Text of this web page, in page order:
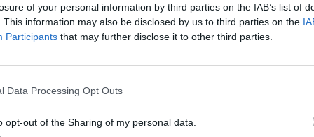
of your personal information by third parties on the IAB’s list of
This information may also be disclosed by us to third parties on the
Participants that may further disclose it to other third parties.
Data Processing Opt Outs
opt-out of the Sharing of my personal data.
drogos befolyásoltság alatt álló
tetején egy kanapéval halad az
a német rendőrség által Dortmund
fiatalember egy román állampolgár. 21
Nagyon kedves. Csak hát, amielőtt